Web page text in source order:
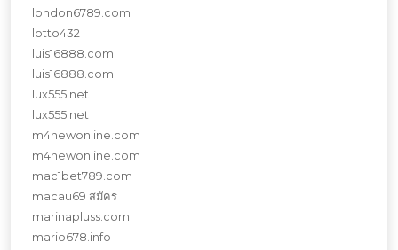
london6789.com
lotto432
luis16888.com
luis16888.com
lux555.net
lux555.net
m4newonline.com
m4newonline.com
mac1bet789.com
macau69 สมัคร
marinapluss.com
mario678.info